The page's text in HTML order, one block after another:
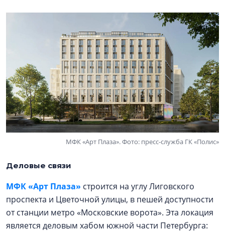
МФК «Арт Плаза». Фото: пресс-служба ГК «Полис»
Деловые связи
МФК «Арт Плаза» строится на углу Лиговского
проспекта и Цветочной улицы, в пешей доступности
от станции метро «Московские ворота». Эта локация
является деловым хабом южной части Петербурга: